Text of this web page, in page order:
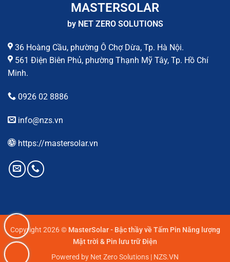
MASTERSOLAR
by NET ZERO SOLUTIONS
36 Hoàng Cầu, phường Ô Chợ Dừa, Tp. Hà Nội.
561 Điện Biên Phủ, phường Thạnh Mỹ Tây, Tp. Hồ Chí
Minh.
0926 02 8886
info@nzs.vn
https://mastersolar.vn
Copyright 2026 © MasterSolar - Bậc thầy về Tấm Pin Năng lượng
Mặt trời & Pin lưu trữ Điện
Powered by Net Zero Solutions | NZS.VN